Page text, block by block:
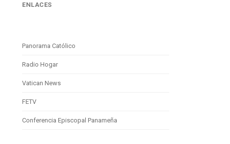
ENLACES
Panorama Católico
Radio Hogar
Vatican News
FETV
Conferencia Episcopal Panameña